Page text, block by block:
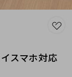
スマホ対応